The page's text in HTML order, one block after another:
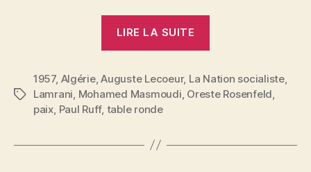
LIRE LA SUITE
sur
l’Algérie
Étiquettes
1957, Algérie,Auguste Lecoeur, La Nation socialiste,
Lamrani, Mohamed Masmoudi, Oreste Rosenfeld,
paix, Paul Ruff, table ronde